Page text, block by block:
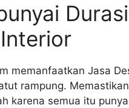
Durasi
memanfaatkan Jasa
rampung.
karena semua itu